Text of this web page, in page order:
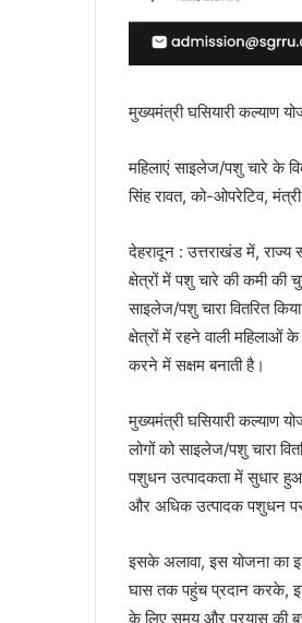
मुख्यमंत्री घसियारी कल्याण
महिलाएं साइलेज/पशु चारे के
सिंह रावत, को-ओपरेटिव, मंत्री
देहरादून : उत्तराखंड में, राज्य
क्षेत्रों में पशु चारे की कमी की
साइलेज/पशु चारा वितरित
क्षेत्रों में रहने वाली महिलाओं
करने में सक्षम बनाती है।
मुख्यमंत्री घसियारी कल्याण
लोगों को साइलेज/पशु चारा
पशुधन उत्पादकता में सुधार
और अधिक उत्पादक पशुधन
इसके अलावा, इस योजना का
घास तक पहुंच प्रदान करके,
के लिए समय और प्रयास की